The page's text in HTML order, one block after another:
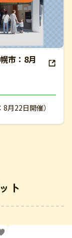
市：8月
月22日開催）
ト